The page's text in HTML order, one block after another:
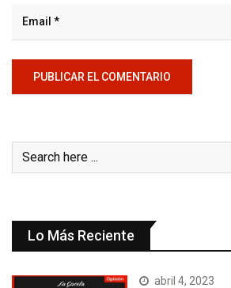
Lo Más Reciente
abril 4, 2023